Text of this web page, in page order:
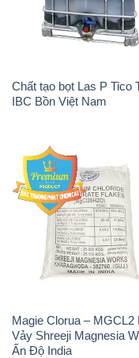
Chất tạo bọt Las P Tico
IBC Bồn Việt Nam
Magie Clorua – MGCL2
Vảy Shreeji Magnesia
Ấn Độ India